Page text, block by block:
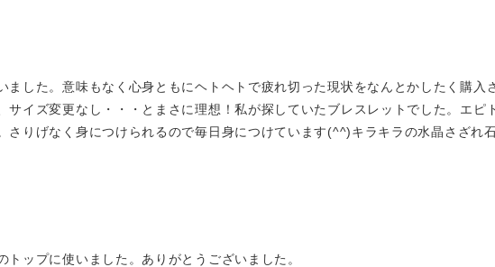
した。意味もなく心身ともにヘトヘトで疲れ切った現状をなんとかしたく購入
イズ変更なし・・・とまさに理想！私が探していたブレスレットでした。エピ
さりげなく身につけられるので毎日身につけています(^^)キラキラの水晶さざれ
ップに使いました。ありがとうございました。